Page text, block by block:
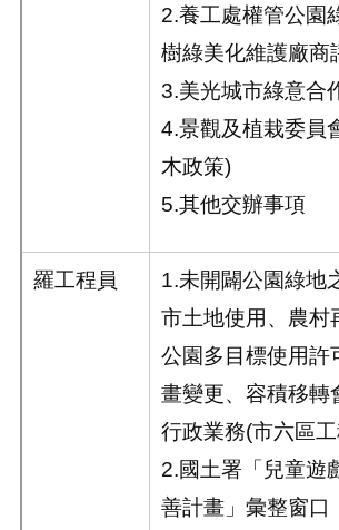
2.養工處權管公園
樹綠美化維護廠商
3.美光城市綠意合
4.景觀及植栽委員
木政策)
5.其他交辦事項
羅工程員
1.未開闢公園綠地
市土地使用、農村
公園多目標使用許
畫變更、容積移轉
行政業務(市六區
2.國土署「兒童遊
善計畫」彙整窗口